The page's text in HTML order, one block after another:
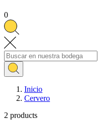
0
Inicio
Cervero
2 products